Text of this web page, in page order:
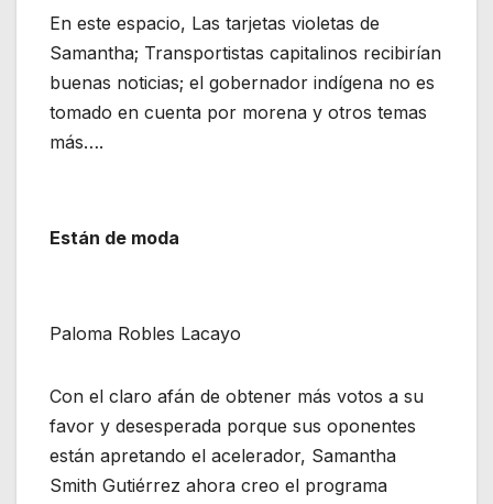
En este espacio, Las tarjetas violetas de
Samantha; Transportistas capitalinos recibirían
buenas noticias; el gobernador indígena no es
tomado en cuenta por morena y otros temas
más….
Están de moda
Paloma Robles Lacayo
Con el claro afán de obtener más votos a su
favor y desesperada porque sus oponentes
están apretando el acelerador, Samantha
Smith Gutiérrez ahora creo el programa